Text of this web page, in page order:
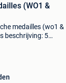
(WO1 &
medailles (wo1 &
beschrijving: 5